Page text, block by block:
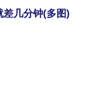
差几分钟(多图)